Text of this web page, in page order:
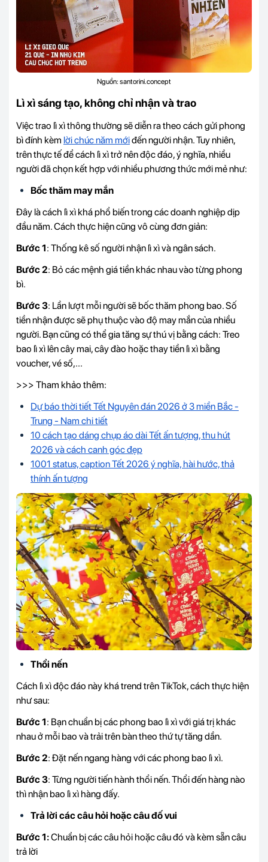
Nguồn: santorini.concept
Lì xì sáng tạo, không chỉ nhận và trao
Việc trao lì xì thông thường sẽ diễn ra theo cách gửi phong
bì đính kèm lời chúc năm mớiđến người nhận. Tuy nhiên,
trên thực tế để cách lì xì trở nên độc đáo, ý nghĩa, nhiều
người đã chọn kết hợp với nhiều phương thức mới mẻ như:
Bốc thăm may mắn
Đây là cách lì xì khá phổ biến trong các doanh nghiệp dịp
đầu năm. Cách thực hiện cũng vô cùng đơn giản:
Bước 1: Thống kê số người nhận lì xì và ngân sách.
Bước 2: Bỏ các mệnh giá tiền khác nhau vào từng phong
bì.
Bước 3: Lần lượt mỗi người sẽ bốc thăm phong bao. Số
tiền nhận được sẽ phụ thuộc vào độ may mắn của nhiều
người. Bạn cũng có thể gia tăng sự thú vị bằng cách: Treo
bao lì xì lên cây mai, cây đào hoặc thay tiền lì xì bằng
voucher, vé số,...
>>> Tham khảo thêm:
Dự báo thời tiết Tết Nguyên đán 2026 ở 3 miền Bắc -
Trung - Nam chi tiết
10 cách tạo dáng chụp áo dài Tết ấn tượng, thu hút
2026 và cách canh góc đẹp
1001 status, caption Tết 2026 ý nghĩa, hài hước, thả
thính ấn tượng
Thổi nến
Cách lì xì độc đáo này khá trend trên TikTok, cách thực hiện
như sau:
Bước 1: Bạn chuẩn bị các phong bao lì xì với giá trị khác
nhau ở mỗi bao và trải trên bàn theo thứ tự tăng dần.
Bước 2: Đặt nến ngang hàng với các phong bao lì xì.
Bước 3: Từng người tiến hành thổi nến. Thổi đến hàng nào
thì nhận bao lì xì hàng đấy.
Trả lời các câu hỏi hoặc câu đố vui
Bước 1:Chuẩn bị các câu hỏi hoặc câu đó và kèm sẵn câu
trả lời